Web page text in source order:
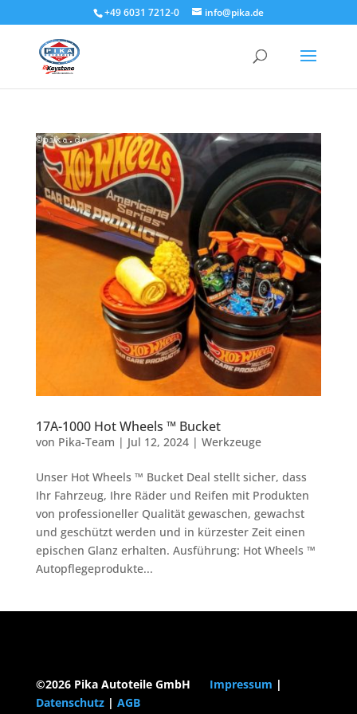
+49 6031 7212-0 info@pika.de
17A-1000 Hot Wheels ™ Bucket
von Pika-Team | Jul 12, 2024| Werkzeuge
Unser Hot Wheels ™ Bucket Deal stellt sicher, dass
Ihr Fahrzeug, Ihre Räder und Reifen mit Produkten
von professioneller Qualität gewaschen, gewachst
und geschützt werden und in kürzester Zeit einen
epischen Glanz erhalten. Ausführung: Hot Wheels ™
Autopflegeprodukte...
©2026 Pika Autoteile GmbH Impressum |
Datenschutz| AGB